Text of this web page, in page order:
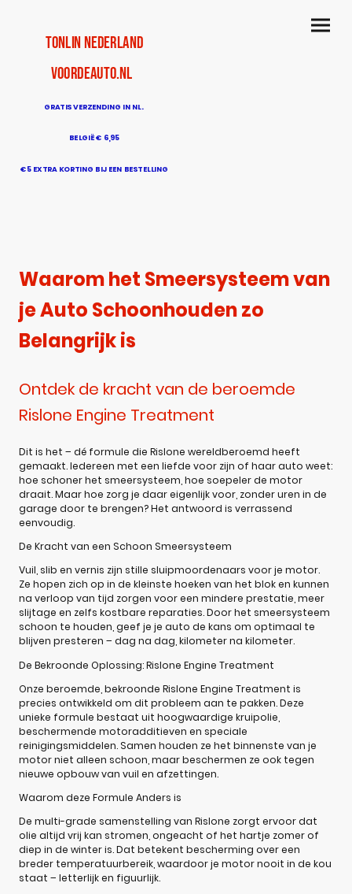
TonLin Nederland
voordeauto.nl
GRATIS VERZENDING IN NL.
BELGIË € 6,95
€5 EXTRA KORTING BIJ EEN BESTELLING
Waarom het Smeersysteem van
je Auto Schoonhouden zo
Belangrijk is
Ontdek de kracht van de beroemde
Rislone Engine Treatment
Dit is het – dé formule die Rislone wereldberoemd heeft
gemaakt. Iedereen met een liefde voor zijn of haar auto weet:
hoe schoner het smeersysteem, hoe soepeler de motor
draait. Maar hoe zorg je daar eigenlijk voor, zonder uren in de
garage door te brengen? Het antwoord is verrassend
eenvoudig.
De Kracht van een Schoon Smeersysteem
Vuil, slib en vernis zijn stille sluipmoordenaars voor je motor.
Ze hopen zich op in de kleinste hoeken van het blok en kunnen
na verloop van tijd zorgen voor een mindere prestatie, meer
slijtage en zelfs kostbare reparaties. Door het smeersysteem
schoon te houden, geef je je auto de kans om optimaal te
blijven presteren – dag na dag, kilometer na kilometer.
De Bekroonde Oplossing: Rislone Engine Treatment
Onze beroemde, bekroonde Rislone Engine Treatment is
precies ontwikkeld om dit probleem aan te pakken. Deze
unieke formule bestaat uit hoogwaardige kruipolie,
beschermende motoradditieven en speciale
reinigingsmiddelen. Samen houden ze het binnenste van je
motor niet alleen schoon, maar beschermen ze ook tegen
nieuwe opbouw van vuil en afzettingen.
Waarom deze Formule Anders is
De multi-grade samenstelling van Rislone zorgt ervoor dat
olie altijd vrij kan stromen, ongeacht of het hartje zomer of
diep in de winter is. Dat betekent bescherming over een
breder temperatuurbereik, waardoor je motor nooit in de kou
staat – letterlijk en figuurlijk.